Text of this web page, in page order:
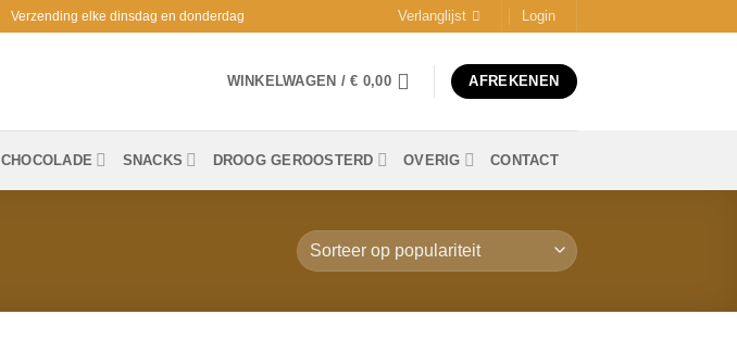
Verzending elke dinsdag en donderdag Verlanglijst Login
WINKELWAGEN /€ 0,00 AFREKENEN
CHOCOLADE SNACKS DROOG GEROOSTERD OVERIG CONTACT